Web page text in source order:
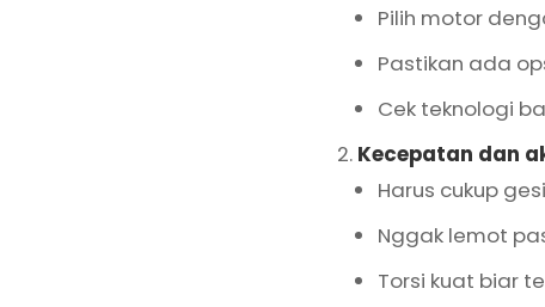
Pilih motor
Pastikan ada
Cek teknologi
Kecepatan dan
Harus cukup
Nggak lemot
Torsi kuat biar